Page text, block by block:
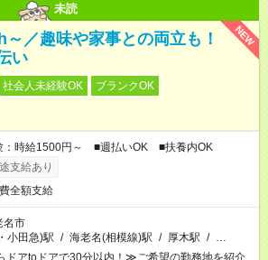
未読
NEW
／趣味や家事との両立も！
い
社会人未経験OK
ブランクOK
：時給1500円～ ■週払いOK ■扶養内OK
支給あり
全額支給
名市
小田急)駅 / 海老名(相模線)駅 / 厚木駅 / …
ドアtoドアで30分以内！≫ご希望の勤務地を紹介